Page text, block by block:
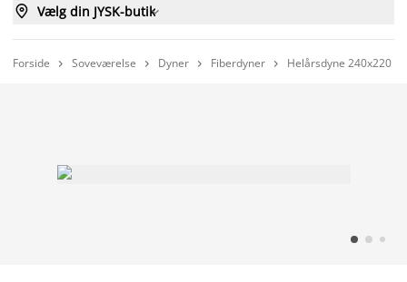
 Vælg din JYSK-butik
Forside  Soveværelse  Dyner  Fiberdyner  Helårsdyne 240x220